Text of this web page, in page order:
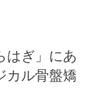
はぎ」にあ
カル骨盤矯